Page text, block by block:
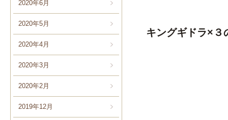
2020年6月
2020年5月
2020年4月
2020年3月
2020年2月
2019年12月
キングギドラ×３